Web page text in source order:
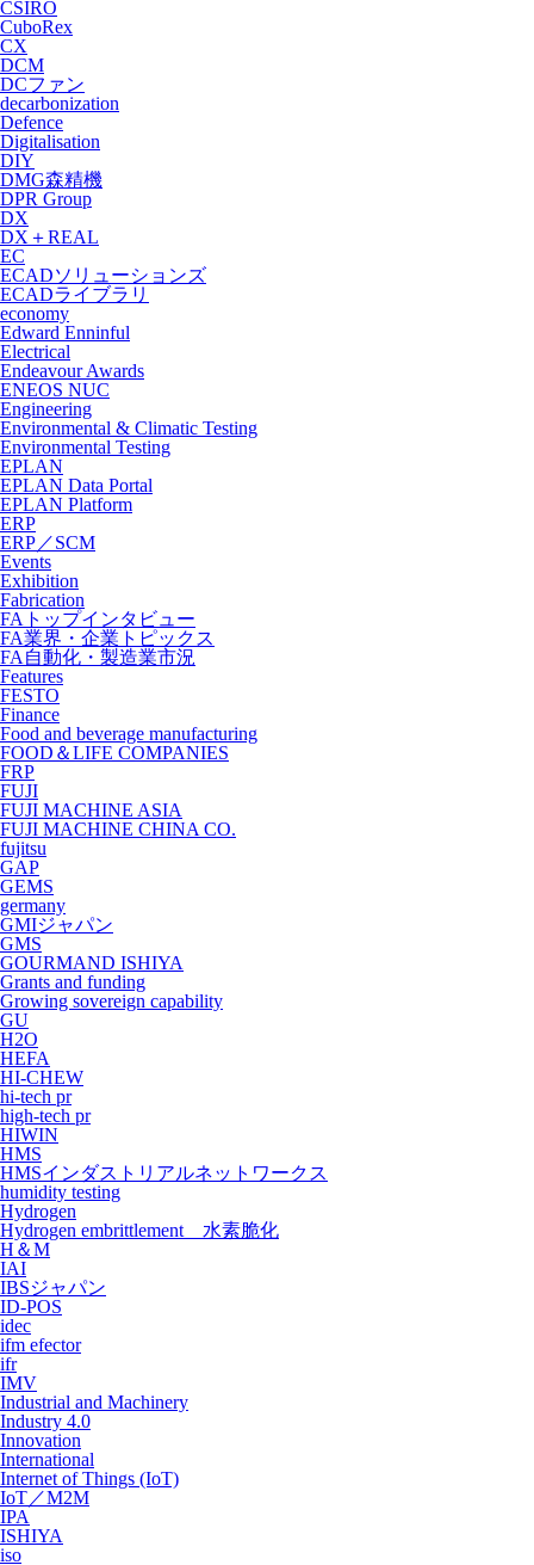
CSIRO
CuboRex
CX
DCM
DCファン
decarbonization
Defence
Digitalisation
DIY
DMG森精機
DPR Group
DX
DX＋REAL
EC
ECADソリューションズ
ECADライブラリ
economy
Edward Enninful
Electrical
Endeavour Awards
ENEOS NUC
Engineering
Environmental & Climatic Testing
Environmental Testing
EPLAN
EPLAN Data Portal
EPLAN Platform
ERP
ERP／SCM
Events
Exhibition
Fabrication
FAトップインタビュー
FA業界・企業トピックス
FA自動化・製造業市況
Features
FESTO
Finance
Food and beverage manufacturing
FOOD＆LIFE COMPANIES
FRP
FUJI
FUJI MACHINE ASIA
FUJI MACHINE CHINA CO.
fujitsu
GAP
GEMS
germany
GMIジャパン
GMS
GOURMAND ISHIYA
Grants and funding
Growing sovereign capability
GU
H2O
HEFA
HI-CHEW
hi-tech pr
high-tech pr
HIWIN
HMS
HMSインダストリアルネットワークス
humidity testing
Hydrogen
Hydrogen embrittlement 水素脆化
H＆M
IAI
IBSジャパン
ID-POS
idec
ifm efector
ifr
IMV
Industrial and Machinery
Industry 4.0
Innovation
International
Internet of Things (IoT)
IoT／M2M
IPA
ISHIYA
iso